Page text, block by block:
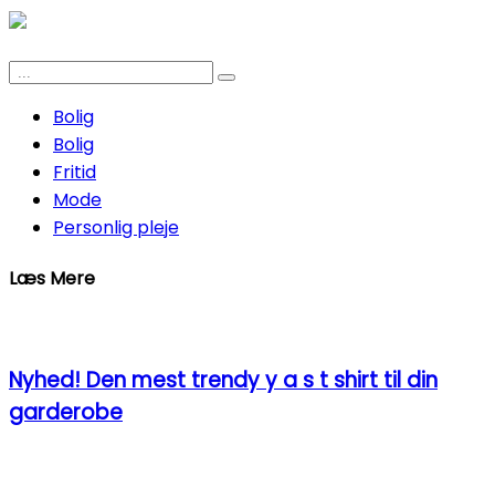
Bolig
Bolig
Fritid
Mode
Personlig pleje
Læs Mere
Nyhed! Den mest trendy y a s t shirt til din
garderobe